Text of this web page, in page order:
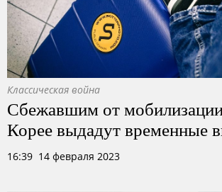
Классическая война
Сбежавшим от
Корее выдадут временные
16:39 14 февраля 2023